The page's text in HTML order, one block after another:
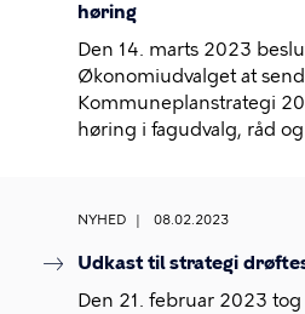
høring
Den 14. marts 2023
Økonomiudvalget at
Kommuneplanstrategi
høring i fagudvalg, råd
NYHED 08.02.2023
Udkast til strategi
Den 21. februar 2023